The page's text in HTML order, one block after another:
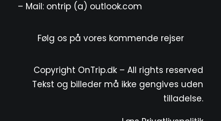
– Mail: ontrip (a) outlook.com
Følg os på vores kommende rejser
Copyright OnTrip.dk – All rights reserved
Tekst og billeder må ikke gengives uden
tilladelse.